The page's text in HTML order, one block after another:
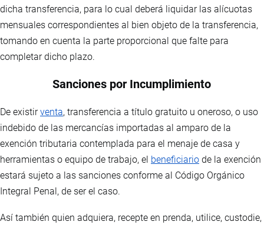
dicha transferencia, para lo cual deberá liquidar las alícuotas
mensuales correspondientes al bien objeto de la transferencia,
tomando en cuenta la parte proporcional que falte para
completar dicho plazo.
Sanciones por Incumplimiento
De existirventa, transferencia a título gratuito u oneroso, o uso
indebido de las mercancías importadas al amparo de la
exención tributaria contemplada para el menaje de casa y
herramientas o equipo de trabajo, el beneficiario de la exención
estará sujeto a las sanciones conforme al Código Orgánico
Integral Penal, de ser el caso.
Así también quien adquiera, recepte en prenda, utilice, custodie,